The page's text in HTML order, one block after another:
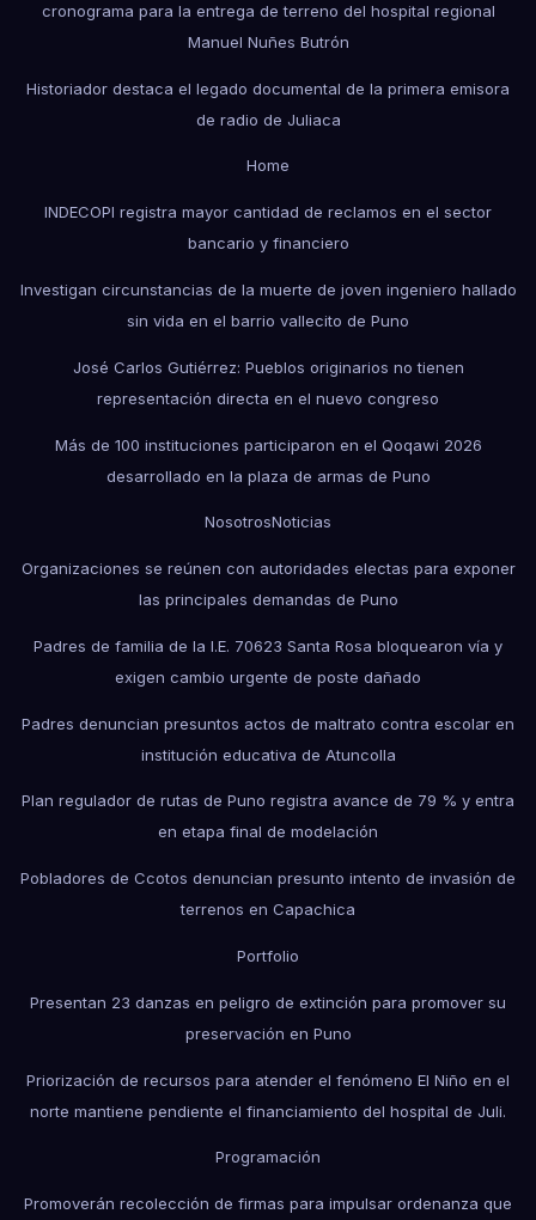
cronograma para la entrega de terreno del hospital regional
Manuel Nuñes Butrón
Historiador destaca el legado documental de la primera emisora
de radio de Juliaca
Home
INDECOPI registra mayor cantidad de reclamos en el sector
bancario y financiero
Investigan circunstancias de la muerte de joven ingeniero hallado
sin vida en el barrio vallecito de Puno
José Carlos Gutiérrez: Pueblos originarios no tienen
representación directa en el nuevo congreso
Más de 100 instituciones participaron en el Qoqawi 2026
desarrollado en la plaza de armas de Puno
NosotrosNoticias
Organizaciones se reúnen con autoridades electas para exponer
las principales demandas de Puno
Padres de familia de la I.E. 70623 Santa Rosa bloquearon vía y
exigen cambio urgente de poste dañado
Padres denuncian presuntos actos de maltrato contra escolar en
institución educativa de Atuncolla
Plan regulador de rutas de Puno registra avance de 79 % y entra
en etapa final de modelación
Pobladores de Ccotos denuncian presunto intento de invasión de
terrenos en Capachica
Portfolio
Presentan 23 danzas en peligro de extinción para promover su
preservación en Puno
Priorización de recursos para atender el fenómeno El Niño en el
norte mantiene pendiente el financiamiento del hospital de Juli.
Programación
Promoverán recolección de firmas para impulsar ordenanza que